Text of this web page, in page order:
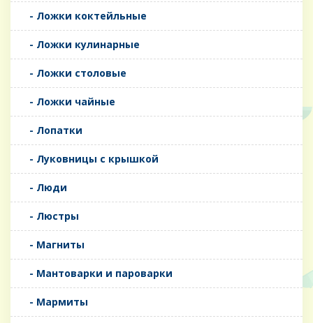
- Ложки коктейльные
- Ложки кулинарные
- Ложки столовые
- Ложки чайные
- Лопатки
- Луковницы с крышкой
- Люди
- Люстры
- Магниты
- Мантоварки и пароварки
- Мармиты